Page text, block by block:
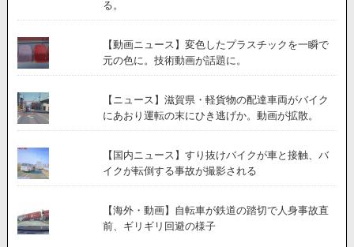
る。
【動画ニュース】変色したプラスチックを一瞬で
元の色に。技術動画が話題に。
【ニュース】滋賀県・軽貨物の配達車両がバイク
にあおり運転の末にひき逃げか。動画が拡散。
【国内ニュース】すり抜けバイクが車と接触、バ
イクが転倒する事故が撮影される
【海外・動画】自転車が鉄道の踏切で人身事故直
前、ギリギリ回避の様子